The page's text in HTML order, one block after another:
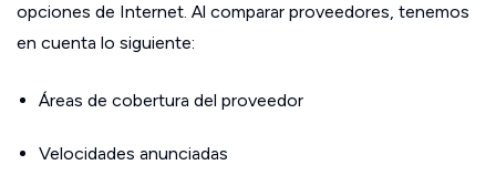
opciones de Internet. Al comparar proveedores, tenemos
en cuenta lo siguiente:
Áreas de cobertura del proveedor
Velocidades anunciadas